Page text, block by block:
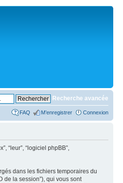
Recherche avancée
FAQ M’enregistrer Connexion
“leur”, “logiciel phpBB”,
dans les fichiers temporaires du
de la session”), qui vous sont